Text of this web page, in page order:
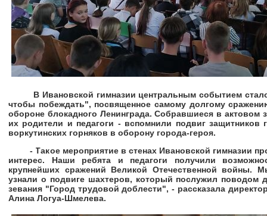
В Ивановской гимназии центральным событием стало
чтобы побеждать", посвященное самому долгому
обороне блокадного Ленинграда. Собравшиеся в актовом
их родители и педагоги - вспомнили подвиг защитников
воркутинских горняков в оборону города-героя.
- Такое мероприятие в стенах Ивановской гимназии
интерес. Наши ребята и педагоги получили
крупнейших сражений Великой Отечественной войны.
узнали о подвиге шахтеров, который послужил поводом
зевания "Город трудовой доблести", - рассказала
Алина Логуа-Шмелева.